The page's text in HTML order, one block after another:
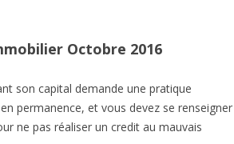
Octobre 2016
son capital demande une pratique
permanence, et vous devez se renseigner
ne pas réaliser un credit au mauvais